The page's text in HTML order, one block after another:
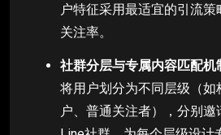
户特征采用最适宜的引流
关注率。
社群分层与专属内容匹配机
将用户划分为不同层级（如
户、普通关注者），分别